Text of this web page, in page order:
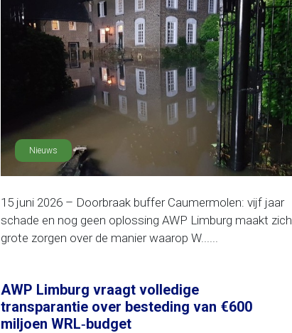
Nieuws
15 juni 2026 – Doorbraak buffer Caumermolen: vijf jaar
schade en nog geen oplossing AWP Limburg maakt zich
grote zorgen over de manier waarop W......
AWP Limburg vraagt volledige
transparantie over besteding van €600
miljoen WRL‑budget